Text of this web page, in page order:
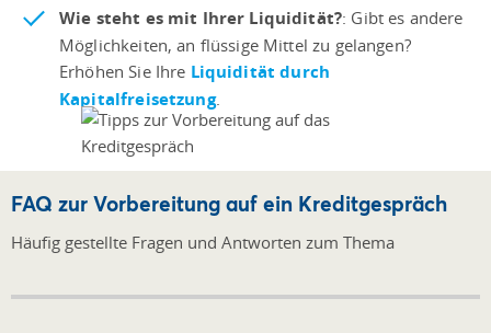
Wie steht es mit Ihrer Liquidität?: Gibt es andere
Möglichkeiten, an flüssige Mittel zu gelangen?
Erhöhen Sie Ihre Liquidität durch
Kapitalfreisetzung.
FAQ zur Vorbereitung auf ein Kreditgespräch
Häufig gestellte Fragen und Antworten zum Thema